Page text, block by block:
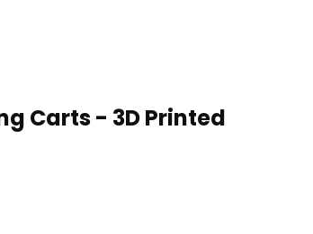
Carts - 3D Printed